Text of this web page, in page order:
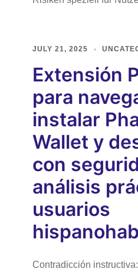
JULY 21, 2025
Extensión
para
instalar
Wallet y
con
análisis
usuarios
Contradicción